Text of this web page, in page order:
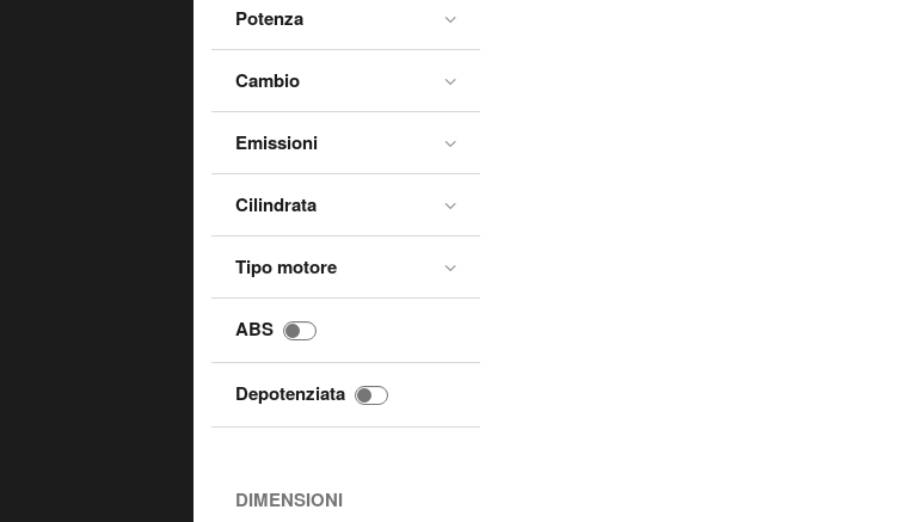
XP400
XP6
Potenza
Cambio
Emissioni
Cilindrata
Tipo motore
ABS
Depotenziata
DIMENSIONI